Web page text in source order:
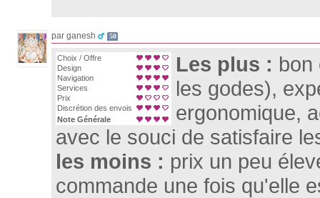
par ganesh 50
Choix / Offre
Design
Navigation
Services
Prix
Discrétion des envois
Note Générale
Les plus : bon
les godes),
ergonomique,
avec le souci de satisfaire
les moins : prix un peu
commande une fois qu'elle